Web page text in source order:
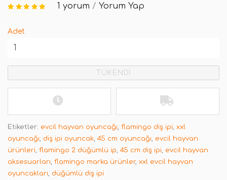
1 yorum / Yorum Yap
Adet
TÜKENDİ
Etiketler: evcil hayvan oyuncağı, flamingo diş ipi, xxl
oyuncağı, diş ipi oyuncak, 45 cm oyuncağı, evcil hayvan
ürünleri, flamingo 2 düğümlü ip, 45 cm diş ipi, evcil hayvan
aksesuarları, flamingo marka ürünler, xxl evcil hayvan
oyuncakları, düğümlü diş ipi